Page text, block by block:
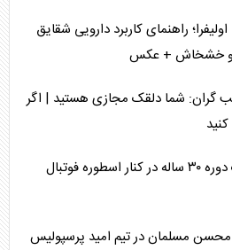
راهنمای کاربرد دارویی شقایق
و خشخاش + عکس
گران: شما دلقک مجازی هستید | اگر
درگذشت مسی؛ پایان یک دوره ۳۰ ساله در کنار اسطوره فوتبال
مسلمان در تیم امید پرسپولیس